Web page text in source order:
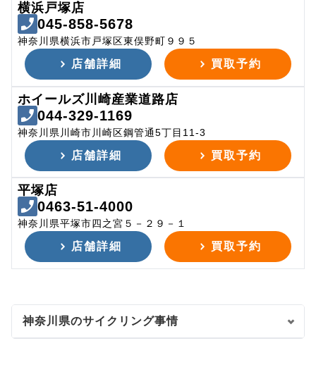
横浜戸塚店
045-858-5678
神奈川県横浜市戸塚区東俣野町９９５
店舗詳細 買取予約
ホイールズ川崎産業道路店
044-329-1169
神奈川県川崎市川崎区鋼管通5丁目11-3
店舗詳細 買取予約
平塚店
0463-51-4000
神奈川県平塚市四之宮５－２９－１
店舗詳細 買取予約
神奈川県のサイクリング事情